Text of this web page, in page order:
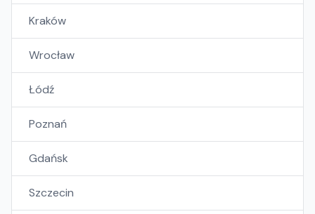
Kraków
Wrocław
Łódź
Poznań
Gdańsk
Szczecin